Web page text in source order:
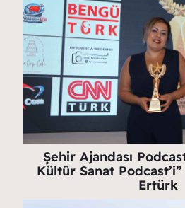
Şehir Ajandası
Kültür Sanat
Ertürk